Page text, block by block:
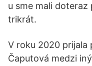
u sme mali
trikrát.
V roku 2020 prijala
Čaputová medzi